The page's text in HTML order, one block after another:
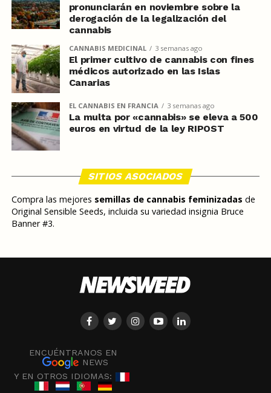
pronunciarán en noviembre sobre la
derogación de la legalización del
cannabis
CANNABIS MEDICINAL 3 semanas ago
El primer cultivo de cannabis con fines
médicos autorizado en las Islas
Canarias
EL CANNABIS EN FRANCIA 3 semanas ago
La multa por «cannabis» se eleva a 500
euros en virtud de la ley RIPOST
SITIOS ASOCIADOS
Compra las mejores semillas de cannabis feminizadas de
Original Sensible Seeds, incluida su variedad insignia Bruce
Banner #3.
ENCUÉNTRANOS EN
NEWS
Y EN OTROS IDIOMAS: